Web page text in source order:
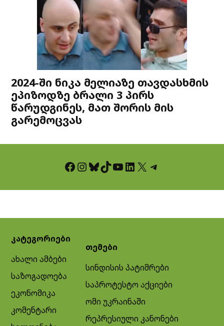
2024-ში ნიკა მელიაზე თავდასხმის
ეპიზოდზე ბრალი 3 პირს
წარუდგინეს, მათ შორის მის
გარემოცვას
Facebook InstagramBluesky TikTok YouTube LinkedIn X Telegram
კატეგორიები
ახალი ამბები
საზოგადოება
ეკონომიკა
კომენტარი
თემები
სინდისის პატიმრები
საპროტესტო აქციები
ომი უკრაინაში
რეპრესიული კანონები